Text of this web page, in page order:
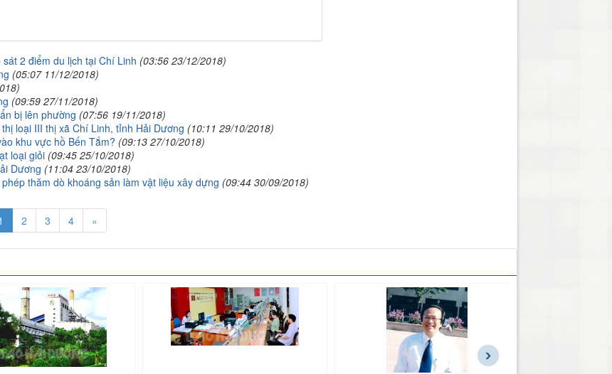
2 điểm du lịch tại Chí Linh (03:56 23/12/2018)
(05:07 11/12/2018)
(09:59 27/11/2018)
bị lên phường (07:56 19/11/2018)
loại III thị xã Chí Linh, tỉnh Hải Dương (10:11 29/10/2018)
khu vực hồ Bến Tắm? (09:13 27/10/2018)
loại giỏi (09:45 25/10/2018)
Dương (11:04 23/10/2018)
thăm dò khoáng sản làm vật liệu xây dựng (09:44 30/09/2018)
2 3 4 »
›